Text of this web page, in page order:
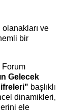
olanakları ve
bir
Forum
Gelecek
başlıklı
dinamikleri,
ele